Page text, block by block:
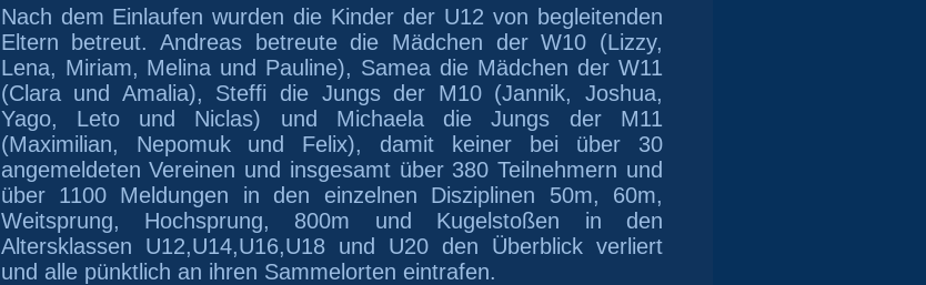
Nach dem Einlaufen wurden die Kinder der U12 von begleitenden
Eltern betreut. Andreas betreute die Mädchen der W10 (Lizzy,
Lena, Miriam, Melina und Pauline), Samea die Mädchen der W11
(Clara und Amalia), Steffi die Jungs der M10 (Jannik, Joshua,
Yago, Leto und Niclas) und Michaela die Jungs der M11
(Maximilian, Nepomuk und Felix), damit keiner bei über 30
angemeldeten Vereinen und insgesamt über 380 Teilnehmern und
über 1100 Meldungen in den einzelnen Disziplinen 50m, 60m,
Weitsprung, Hochsprung, 800m und Kugelstoßen
in den
Altersklassen
U12,U14,U16,U18 und U20 den Überblick verliert
und alle pünktlich an ihren Sammelorten eintrafen.